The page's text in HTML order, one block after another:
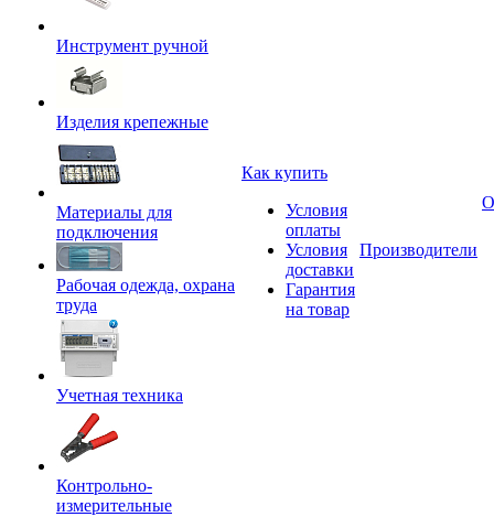
Инструмент ручной
Изделия крепежные
Материалы для
подключения
Рабочая одежда, охрана
труда
Учетная техника
Контрольно-
измерительные
Как купить
Условия
оплаты
Условия
доставки
Гарантия
на товар
Производители